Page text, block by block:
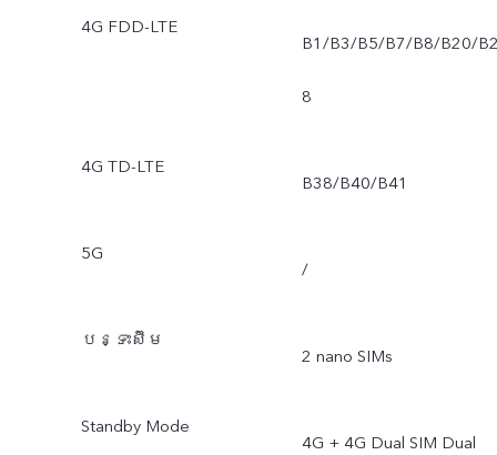
4G FDD-LTE
B1/B3/B5/B7/B8/B20/
8
4G TD-LTE
B38/B40/B41
5G
/
បន្ទះស៊ីម
2 nano SIMs
Standby Mode
4G + 4G Dual SIM Dual